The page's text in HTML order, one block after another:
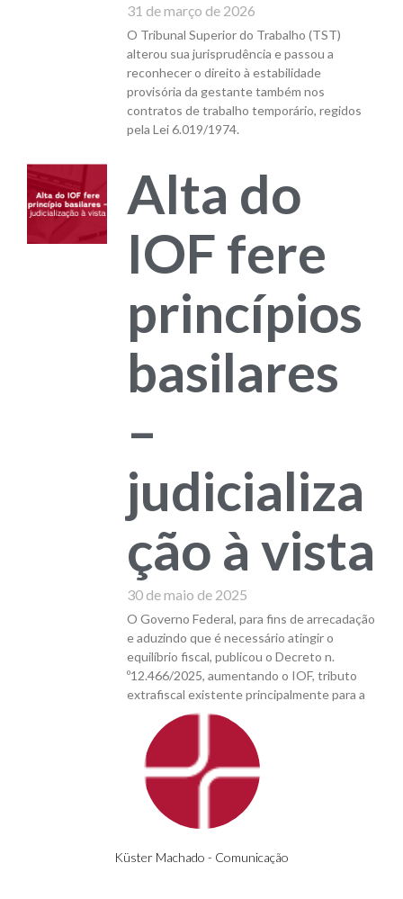
Küster Machado - Comunicação
31 de março de 2026
O Tribunal Superior do Trabalho (TST)
alterou sua jurisprudência e passou a
reconhecer o direito à estabilidade
provisória da gestante também nos
contratos de trabalho temporário, regidos
pela Lei 6.019/1974.
Alta do
IOF fere
princípios
basilares
–
judicializa
ção à vista
30 de maio de 2025
O Governo Federal, para fins de arrecadação
e aduzindo que é necessário atingir o
equilíbrio fiscal, publicou o Decreto n.
º12.466/2025, aumentando o IOF, tributo
extrafiscal existente principalmente para a